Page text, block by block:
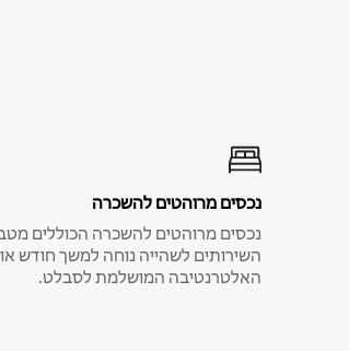
נכסים מרוהטים להשכרה
נכסים מרוהטים להשכרה הכוללים
השירותים לשהייה נוחה למשך חודש או
האלטרנטיבה המושלמת לסבלט.